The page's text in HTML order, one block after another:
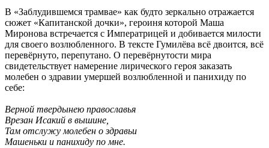
В «Заблудившемся трамвае» как будто зеркально отражается
сюжет «Капитанской дочки», героиня которой Маша
Миронова встречается с Императрицей и добивается милости
для своего возлюбленного. В тексте Гумилёва всё двоится, всё
перевёрнуто, перепутано. О перевёрнутости мира
свидетельствует намерение лирического героя заказать
молебен о здравии умершей возлюбленной и панихиду по
себе:
Верной твердынею православья
Врезан Исакий в вышине,
Там отслужу молебен о здравьи
Машеньки и панихиду по мне.